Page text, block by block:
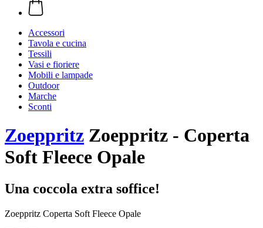
Accessori
Tavola e cucina
Tessili
Vasi e fioriere
Mobili e lampade
Outdoor
Marche
Sconti
Zoeppritz Zoeppritz - Coperta
Soft Fleece Opale
Una coccola extra soffice!
Zoeppritz Coperta Soft Fleece Opale